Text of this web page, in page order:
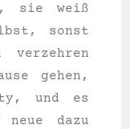
sie weiß
sonst
gehen,
und es
neue dazu